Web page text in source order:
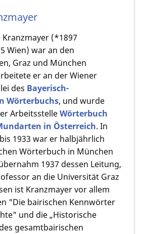
(*1897
Wien) war an den
Graz und München
er an der Wiener
des Bayerisch-
Wörterbuchs, und wurde
ArbeitsstelleWörterbuch
in Österreich. In
1933 war er halbjährlich
Wörterbuch in München
1937 dessen Leitung,
an die Universität Graz
ist Kranzmayer vor allem
"Die bairischen Kennwörter
und die „Historische
gesamtbairischen